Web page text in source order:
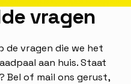
devragen
de vragen die we het
aan huis. Staat
Bel of mail ons gerust,